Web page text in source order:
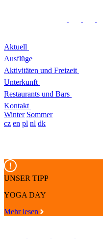
Aktuell
Ausflüge
Aktivitäten und Freizeit
Unterkunft
Restaurants und Bars
Kontakt
Winter Sommer
cz en pl nl dk
UNSER TIPP
YOGA DAY
Mehr lesen